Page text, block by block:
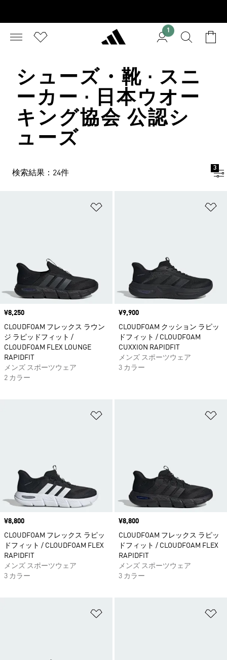
1
シューズ・靴 · スニ
ーカー · 日本ウオー
キング協会 公認シ
ューズ
検索結果：24件
3
価格
¥8,250
CLOUDFOAM フレックス ラウン
ジ ラピッドフィット /
CLOUDFOAM FLEX LOUNGE
RAPIDFIT
メンズ スポーツウェア
2 カラー
価格
¥9,900
CLOUDFOAM クッション ラピッ
ドフィット / CLOUDFOAM
CUXXION RAPIDFIT
メンズ スポーツウェア
3 カラー
価格
¥8,800
CLOUDFOAM フレックス ラピッ
ドフィット / CLOUDFOAM FLEX
RAPIDFIT
メンズ スポーツウェア
3 カラー
価格
¥8,800
CLOUDFOAM フレックス ラピッ
ドフィット / CLOUDFOAM FLEX
RAPIDFIT
メンズ スポーツウェア
3 カラー